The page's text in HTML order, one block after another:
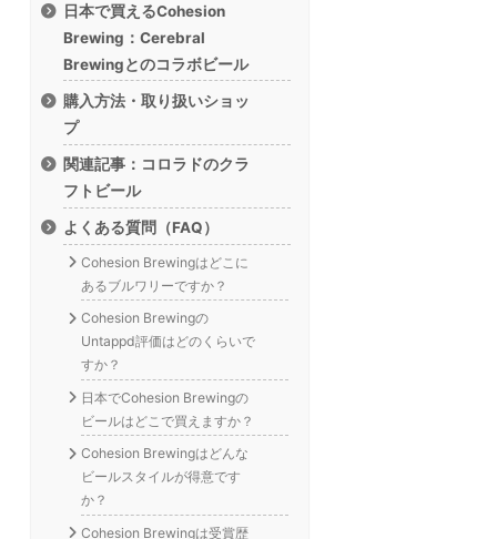
日本で買えるCohesion
Brewing：Cerebral
Brewingとのコラボビール
購入方法・取り扱いショッ
プ
関連記事：コロラドのクラ
フトビール
よくある質問（FAQ）
Cohesion Brewingはどこに
あるブルワリーですか？
Cohesion Brewingの
Untappd評価はどのくらいで
すか？
日本でCohesion Brewingの
ビールはどこで買えますか？
Cohesion Brewingはどんな
ビールスタイルが得意です
か？
Cohesion Brewingは受賞歴